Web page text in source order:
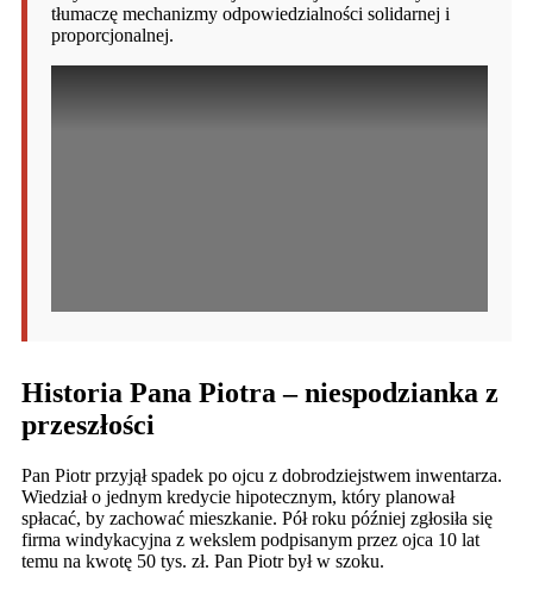
tłumaczę mechanizmy odpowiedzialności solidarnej i
proporcjonalnej.
Historia Pana Piotra – niespodzianka z
przeszłości
Pan Piotr przyjął spadek po ojcu z dobrodziejstwem inwentarza.
Wiedział o jednym kredycie hipotecznym, który planował
spłacać, by zachować mieszkanie. Pół roku później zgłosiła się
firma windykacyjna z wekslem podpisanym przez ojca 10 lat
temu na kwotę 50 tys. zł. Pan Piotr był w szoku.